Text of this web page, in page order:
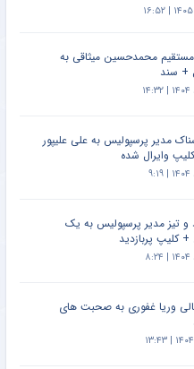
مستقیم محمدحسین میثاقی به
+ سند
مدیر پرسپولیس به علی علیپور
وایرال شده
و تیز مدیر پرسپولیس به یک
کلیپ پربازدید
وریا غفوری به صحبت های